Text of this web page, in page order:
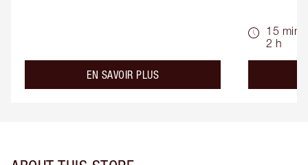
EN SAVOIR PLUSabout the
15 min -
2 h